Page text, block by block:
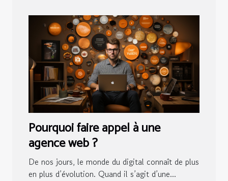
Pourquoi faire appel à une
agence web ?
De nos jours, le monde du digital connaît de plus
en plus d’évolution. Quand il s’agit d’une...